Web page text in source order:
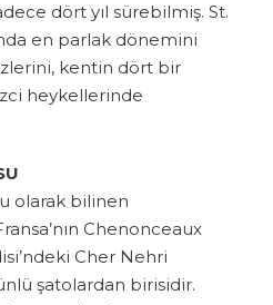
dört yıl sürebilmiş. St.
en parlak dönemini
kentin dört bir
heykellerinde
olarak bilinen
Chenonceaux
Cher Nehri
şatolardan birisidir.